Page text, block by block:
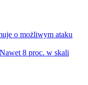
o możliwym ataku
8 proc. w skali